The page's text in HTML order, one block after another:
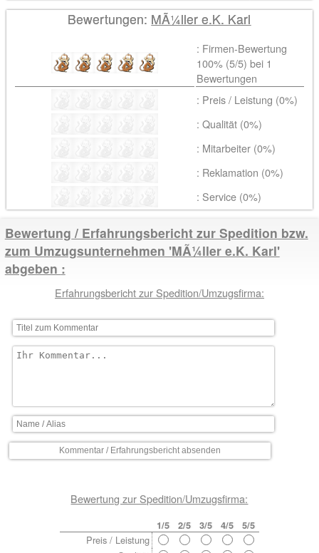
Bewertungen: MÃ¼ller e.K. Karl
: Firmen-Bewertung
100% (5/5) bei 1
Bewertungen
: Preis / Leistung (0%)
: Qualität (0%)
: Mitarbeiter (0%)
: Reklamation (0%)
: Service (0%)
Bewertung / Erfahrungsbericht zur Spedition bzw.
zum Umzugsunternehmen 'MÃ¼ller e.K. Karl'
abgeben
Erfahrungsbericht zur Spedition/Umzugsfirma:
Bewertung zur Spedition/Umzugsfirma:
1/5 2/5 3/5 4/5 5/5
Preis / Leistung